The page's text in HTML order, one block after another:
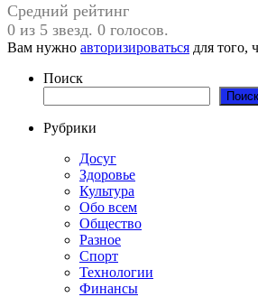
Средний рейтинг
0 из 5 звезд. 0 голосов.
Вам нужно авторизироваться для того,
Поиск
Поиск
Рубрики
Досуг
Здоровье
Культура
Обо всем
Общество
Разное
Спорт
Технологии
Финансы